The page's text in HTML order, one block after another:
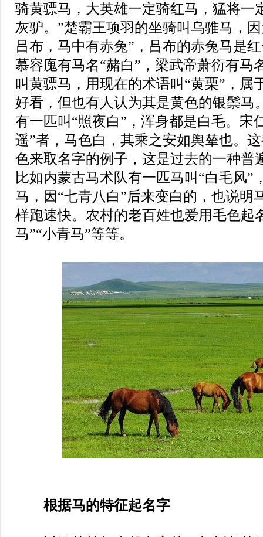
骑黄骠马，大英雄一定骑红马，猛将一
灰驴。”楚霸王项羽的坐骑叫乌骓马，
吕布，马中有赤兔”，吕布的赤兔马是
慕容廆有马名“赭白”，梁武帝萧衍有马
叫黄骠马，用现在的术语叫“黄栗”，属
好看，但也有人认为其是黄色的银鬃马
有一匹叫“照夜白”，浑身都是白毛。宋
遥”者，马色白，其乘之安如舆辇也。
色来取名字的例子，这是过去的一种普
比如内蒙古马术队有一匹马叫“白毛风”
马，因“七青八白”后来变白的，也说明
样跑速快。农村的老百姓也爱用毛色起
马”“小青马”等等。
根据马的特征起名字